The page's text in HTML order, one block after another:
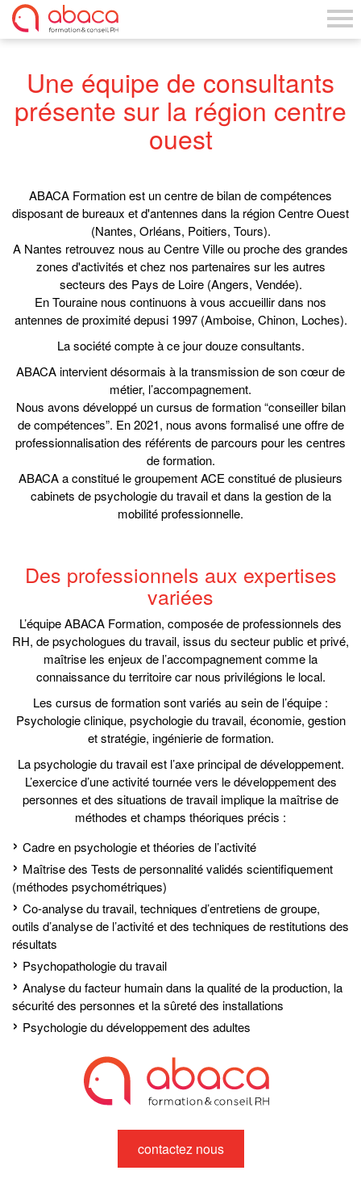
Une équipe de consultants
présente sur la région centre
ouest
ABACA Formation est un centre de bilan de compétences
disposant de bureaux et d'antennes dans la région Centre Ouest
(Nantes, Orléans, Poitiers, Tours).
A Nantes retrouvez nous au Centre Ville ou proche des grandes
zones d'activités et chez nos partenaires sur les autres
secteurs des Pays de Loire (Angers, Vendée).
En Touraine nous continuons à vous accueillir dans nos
antennes de proximité depusi 1997 (Amboise, Chinon, Loches).
La société compte à ce jour douze consultants.
ABACA intervient désormais à la transmission de son cœur de
métier, l’accompagnement.
Nous avons développé un cursus de formation “conseiller bilan
de compétences”. En 2021, nous avons formalisé une offre de
professionnalisation des référents de parcours pour les centres
de formation.
ABACA a constitué le groupement ACE constitué de plusieurs
cabinets de psychologie du travail et dans la gestion de la
mobilité professionnelle.
Des professionnels aux expertises
variées
L’équipe ABACA Formation, composée de professionnels des
RH, de psychologues du travail, issus du secteur public et privé,
maîtrise les enjeux de l’accompagnement comme la
connaissance du territoire car nous privilégions le local.
Les cursus de formation sont variés au sein de l’équipe :
Psychologie clinique, psychologie du travail, économie, gestion
et stratégie, ingénierie de formation.
La psychologie du travail est l’axe principal de développement.
L’exercice d’une activité tournée vers le développement des
personnes et des situations de travail implique la maîtrise de
méthodes et champs théoriques précis :
Cadre en psychologie et théories de l’activité
Maîtrise des Tests de personnalité validés scientifiquement
(méthodes psychométriques)
Co-analyse du travail, techniques d’entretiens de groupe,
outils d’analyse de l’activité et des techniques de restitutions des
résultats
Psychopathologie du travail
Analyse du facteur humain dans la qualité de la production, la
sécurité des personnes et la sûreté des installations
Psychologie du développement des adultes
contactez nous